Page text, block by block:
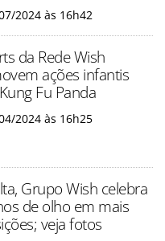
2024 às 16h42
da Rede Wish
ações infantis
Fu Panda
2024 às 16h25
Grupo Wish celebra
de olho em mais
veja fotos